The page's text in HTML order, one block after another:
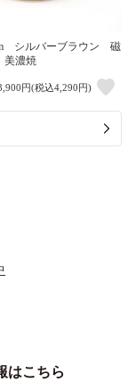
シルバーブラウン 磁
濃焼
円(税込4,290円)
はこちら